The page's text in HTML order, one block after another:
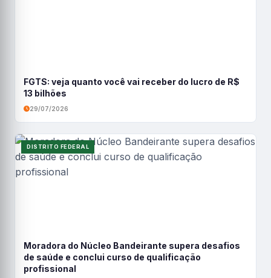
FGTS: veja quanto você vai receber do lucro de R$
13 bilhões
29/07/2026
DISTRITO FEDERAL
Moradora do Núcleo Bandeirante supera desafios
de saúde e conclui curso de qualificação
profissional